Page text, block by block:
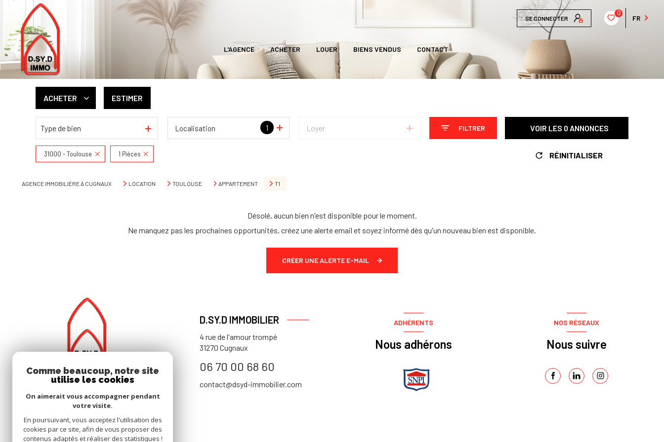
SE CONNECTER
0
FR
L'AGENCE ACHETER LOUER BIENS VENDUS CONTACT
ACHETER
De l'ancien
De l'immo pro
ESTIMER
Type de bien 1
Localisation Loyer FILTRER VOIR LES 0 ANNONCES
31000 - Toulouse 1 Pièces RÉINITIALISER
AGENCE IMMOBILIÈRE À CUGNAUX LOCATION TOULOUSE APPARTEMENT T1
Désolé, aucun bien n'est disponible pour le moment.
Ne manquez pas les prochaines opportunités, créez une alerte email et soyez informé dès qu'un nouveau bien est disponible.
CRÉER UNE ALERTE E-MAIL
D.SY.D IMMOBILIER
4 rue de l'amour trompé
31270 Cugnaux
06 70 00 68 60
contact@dsyd-immobilier.com
ADHÉRENTS
Nous adhérons
NOS RÉSEAUX
Nous suivre
Comme beaucoup, notre site
utilise les cookies
On aimerait vous accompagner pendant
votre visite.
En poursuivant, vous acceptez l'utilisation des
cookies par ce site, afin de vous proposer des
contenus adaptés et réaliser des statistiques !